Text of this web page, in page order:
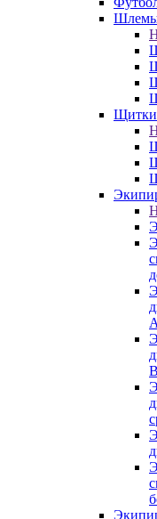
Щитки